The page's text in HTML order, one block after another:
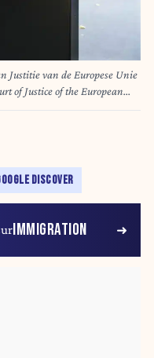
Justitie van de Europese Unie
of Justice of the European
wetgeving rechtspraak
DISCOVER
IMMIGRATION